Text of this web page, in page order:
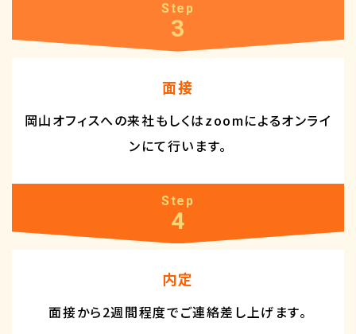
Step
3
面接
岡山オフィスへの来社もしくはzoomによるオンライ
ンにて行います。
Step
4
内定
面接から2週間程度でご連絡差し上げます。